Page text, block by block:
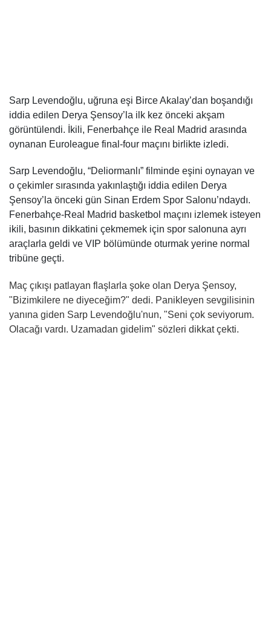
Sarp Levendoğlu, uğruna eşi Birce Akalay’dan boşandığı
iddia edilen Derya Şensoy’la ilk kez önceki akşam
görüntülendi. İkili, Fenerbahçe ile Real Madrid arasında
oynanan Euroleague final-four maçını birlikte izledi.
Sarp Levendoğlu, “Deliormanlı” filminde eşini oynayan ve
o çekimler sırasında yakınlaştığı iddia edilen Derya
Şensoy’la önceki gün Sinan Erdem Spor Salonu’ndaydı.
Fenerbahçe-Real Madrid basketbol maçını izlemek isteyen
ikili, basının dikkatini çekmemek için spor salonuna ayrı
araçlarla geldi ve VIP bölümünde oturmak yerine normal
tribüne geçti.
Maç çıkışı patlayan flaşlarla şoke olan Derya Şensoy,
"Bizimkilere ne diyeceğim?" dedi. Panikleyen sevgilisinin
yanına giden Sarp Levendoğlu'nun, "Seni çok seviyorum.
Olacağı vardı. Uzamadan gidelim" sözleri dikkat çekti.